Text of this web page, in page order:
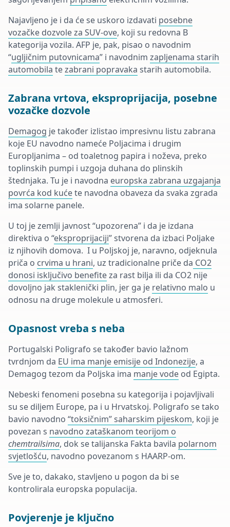
Najavljeno je i da će se uskoro izdavati posebne
vozačke dozvole za SUV-ove, koji su redovna B
kategorija vozila. AFP je, pak, pisao o navodnim
“ugljičnim putovnicama” i navodnim zapljenama starih
automobila tezabrani popravaka starih automobila.
Zabrana vrtova, eksproprijacija, posebne
vozačke dozvole
Demagog je također izlistao impresivnu listu zabrana
koje EU navodno nameće Poljacima i drugim
Europljanima – od toaletnog papira i noževa, preko
toplinskih pumpi i uzgoja duhana do plinskih
štednjaka. Tu je i navodna europska zabrana uzgajanja
povrća kod kućete navodna obaveza da svaka zgrada
ima solarne panele.
U toj je zemlji javnost “upozorena” i da je izdana
direktiva o “eksproprijaciji” stvorena da izbaci Poljake
iz njihovih domova. I u Poljskoj je, naravno, odjeknula
priča o crvima u hrani, uz tradicionalne priče da CO2
donosi isključivo benefiteza rast bilja ili da CO2 nije
dovoljno jak staklenički plin, jer ga je relativno malo u
odnosu na druge molekule u atmosferi.
Opasnost vreba s neba
Portugalski Poligrafo se također bavio lažnom
tvrdnjom da EU ima manje emisije od Indonezije, a
Demagog tezom da Poljska ima manje vode od Egipta.
Nebeski fenomeni posebna su kategorija i pojavljivali
su se diljem Europe, pa i u Hrvatskoj. Poligrafo se tako
bavio navodno “toksičnim” saharskim pijeskom, koji je
povezan s navodno zataškanom teorijom o
chemtrailsima, dok se talijanska Fakta bavila polarnom
svjetlošću, navodno povezanom s HAARP-om.
Sve je to, dakako, stavljeno u pogon da bi se
kontrolirala europska populacija.
Povjerenje je ključno